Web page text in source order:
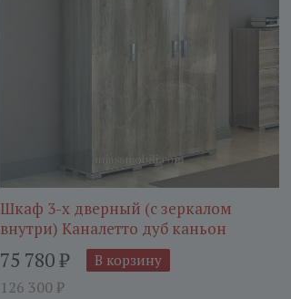
Шкаф 3-х дверный (с зеркалом
внутри) Каналетто дуб каньон
75 780₽
126 300 ₽
В корзину